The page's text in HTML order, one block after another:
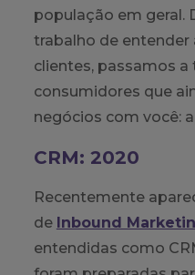
população em geral.
trabalho de entender
clientes, passamos
consumidores que
negócios com você:
CRM: 2020
Recentemente
de Inbound
entendidas como